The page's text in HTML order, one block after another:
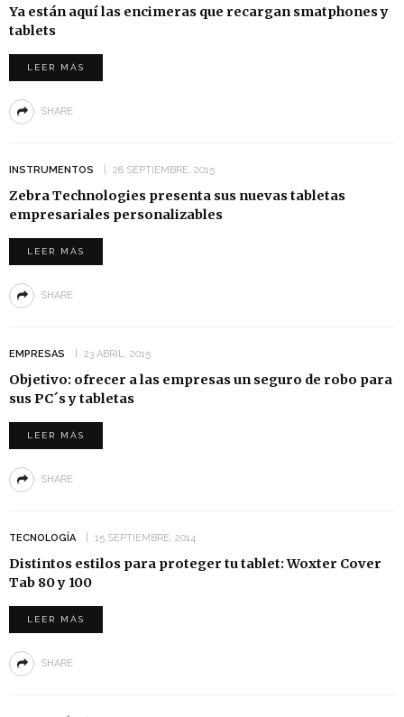
Ya están aquí las encimeras que recargan smatphones y
tablets
LEER MÁS
SHARE
INSTRUMENTOS 28 SEPTIEMBRE, 2015
Zebra Technologies presenta sus nuevas tabletas
empresariales personalizables
LEER MÁS
SHARE
EMPRESAS 23 ABRIL, 2015
Objetivo: ofrecer a las empresas un seguro de robo para
sus PC´s y tabletas
LEER MÁS
SHARE
TECNOLOGÍA 15 SEPTIEMBRE, 2014
Distintos estilos para proteger tu tablet: Woxter Cover
Tab 80 y 100
LEER MÁS
SHARE